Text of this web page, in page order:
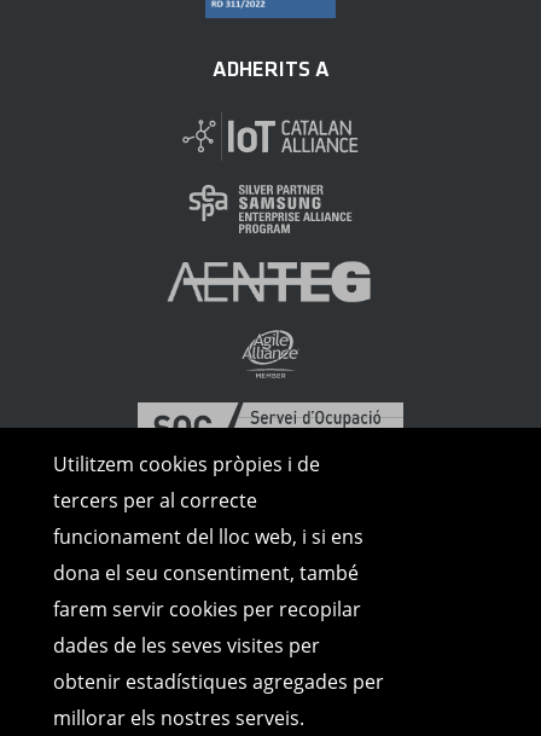
Utilitzem cookies pròpies i de
tercers per al correcte
funcionament del lloc web, i si ens
dona el seu consentiment, també
farem servir cookies per recopilar
dades de les seves visites per
obtenir estadístiques agregades per
millorar els nostres serveis.
ADHERITS A